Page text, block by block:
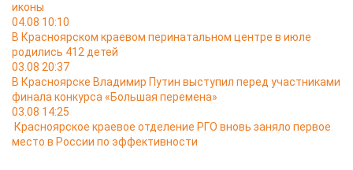
иконы
04.08 10:10
В Красноярском краевом перинатальном центре в июле
родились 412 детей
03.08 20:37
В Красноярске Владимир Путин выступил перед участниками
финала конкурса «Большая перемена»
03.08 14:25
Красноярское краевое отделение РГО вновь заняло первое
место в России по эффективности